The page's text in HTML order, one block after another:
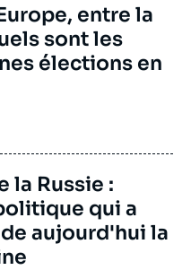
entre la
sont les
élections en
la Russie :
qui a
aujourd'hui la